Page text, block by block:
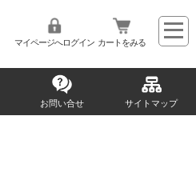
マイページへログイン カートをみる
お問い合せ サイトマップ